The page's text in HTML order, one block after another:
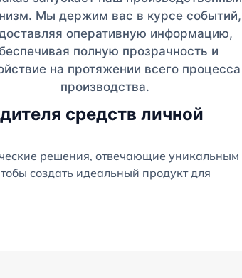
Мы держим вас в курсе событий,
оперативную информацию,
полную прозрачность и
на протяжении всего процесса
производства.
средств личной
решения, отвечающие уникальным
создать идеальный продукт для